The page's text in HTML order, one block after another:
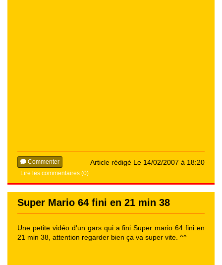
Article rédigé Le 14/02/2007 à 18:20
Commenter
Lire les commentaires (0)
Super Mario 64 fini en 21 min 38
Une petite vidéo d'un gars qui a fini Super mario 64 fini en
21 min 38, attention regarder bien ça va super vite. ^^